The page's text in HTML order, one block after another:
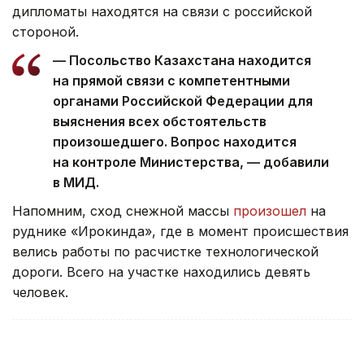
дипломаты находятся на связи с российской
стороной.
— Посольство Казахстана находится
на прямой связи с компетентными
органами Российской Федерации для
выяснения всех обстоятельств
произошедшего. Вопрос находится
на контроле Министерства, — добавили
в МИД.
Напомним, сход снежной массы произошел на
руднике «Ирокинда», где в момент происшествия
велись работы по расчистке технологической
дороги. Всего на участке находились девять
человек.